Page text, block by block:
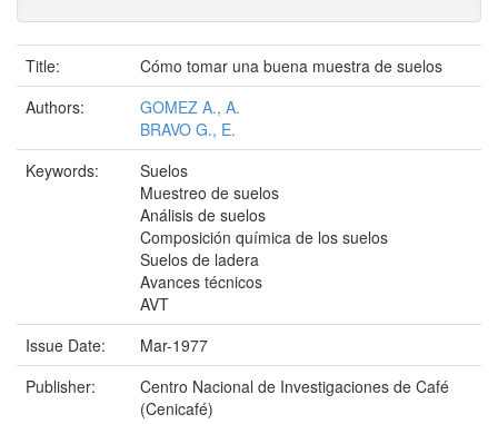
Title:
Cómo tomar una buena muestra de suelos
Authors:
GOMEZ A., A.
BRAVO G., E.
Keywords:
Suelos
Muestreo de suelos
Análisis de suelos
Composición química de los suelos
Suelos de ladera
Avances técnicos
AVT
Issue Date:
Mar-1977
Publisher:
Centro Nacional de Investigaciones de Café
(Cenicafé)